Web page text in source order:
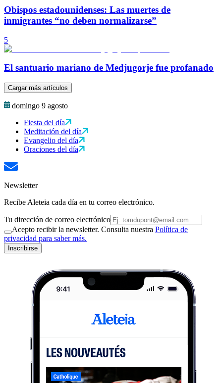
Obispos estadounidenses: Las muertes de
inmigrantes “no deben normalizarse”
5
El santuario mariano de Medjugorje fue profanado
Cargar más artículos
domingo 9 agosto
Fiesta del día
Meditación del día
Evangelio del día
Oraciones del día
Newsletter
Recibe Aleteia cada día en tu correo electrónico.
Tu dirección de correo electrónico
Acepto recibir la newsletter. Consulta nuestra Política de
privacidad para saber más.
Inscribirse